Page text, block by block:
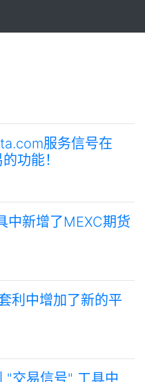
服务信号在
功能！
中新增了MEXC期货
利中增加了新的平
"交易信号" 工具中